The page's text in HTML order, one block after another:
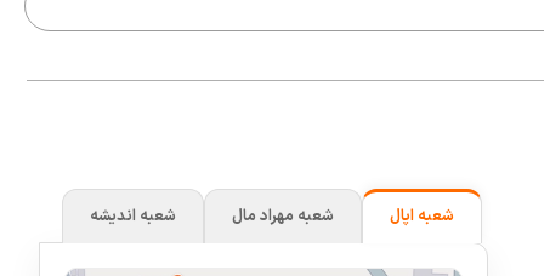
شعبه اپال شعبه مهراد مال شعبه اندیشه